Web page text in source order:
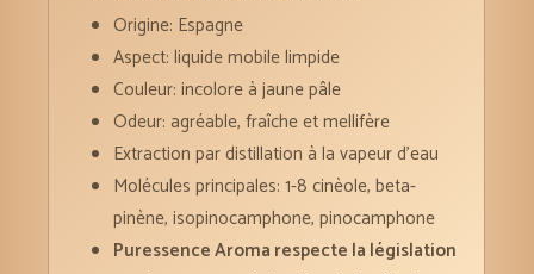
Origine: Espagne
Aspect: liquide mobile limpide
Couleur: incolore à jaune pâle
Odeur: agréable, fraîche et mellifère
Extraction par distillation à la vapeur d’eau
Molécules principales: 1-8 cinèole, beta-
pinène, isopinocamphone, pinocamphone
Puressence Aroma respecte la législation